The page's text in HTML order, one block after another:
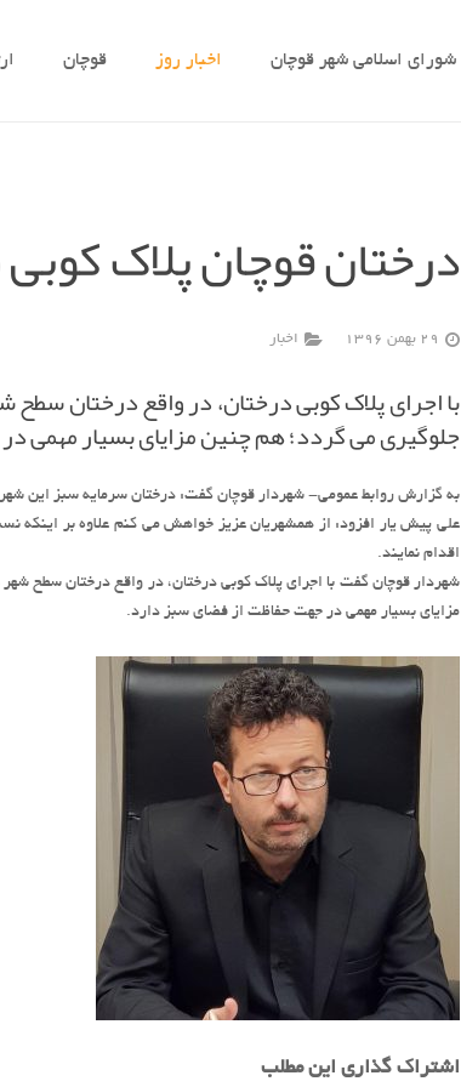
شورای اسلامی شهر قوچان اخبار روز قوچان
درختان قوچان پلاک
29 بهمن 1396 اخبار
با اجرای پلاک کوبی درختان، در واقع درختان
جلوگیری می گردد؛ هم چنین مزایای بسیار مهمی
به گزارش روابط عمومی- شهردار قوچان گفت: درختان سرمایه سبز این
علی پیش یار افزود: از همشهریان عزیز خواهش می کنم علاوه بر اینکه
اقدام نمایند.
شهردار قوچان گفت با اجرای پلاک کوبی درختان، در واقع درختان سطح
مزایای بسیار مهمی در جهت حفاظت از فضای سبز دارد.
اشتراک گذاری این مطلب